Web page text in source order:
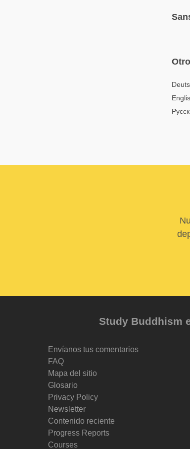
Study Buddhism
Envíanos tus comentarios
FAQ
Mapa del sitio
Glosario
Privacy Policy
Newsletter
Contenido reciente
Progress Reports
Courses